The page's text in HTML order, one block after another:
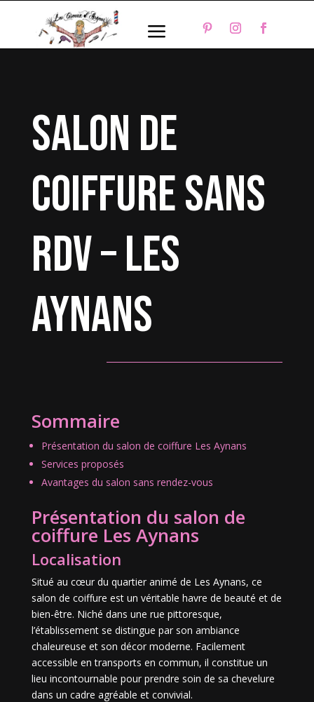
a
salon de
coiffure sans
rdv – Les
Aynans
Sommaire
Présentation du salon de coiffure Les Aynans
Services proposés
Avantages du salon sans rendez-vous
Présentation du salon de
coiffure Les Aynans
Localisation
Situé au cœur du quartier animé de Les Aynans, ce
salon de coiffure est un véritable havre de beauté et de
bien-être. Niché dans une rue pittoresque,
l’établissement se distingue par son ambiance
chaleureuse et son décor moderne. Facilement
accessible en transports en commun, il constitue un
lieu incontournable pour prendre soin de sa chevelure
dans un cadre agréable et convivial.